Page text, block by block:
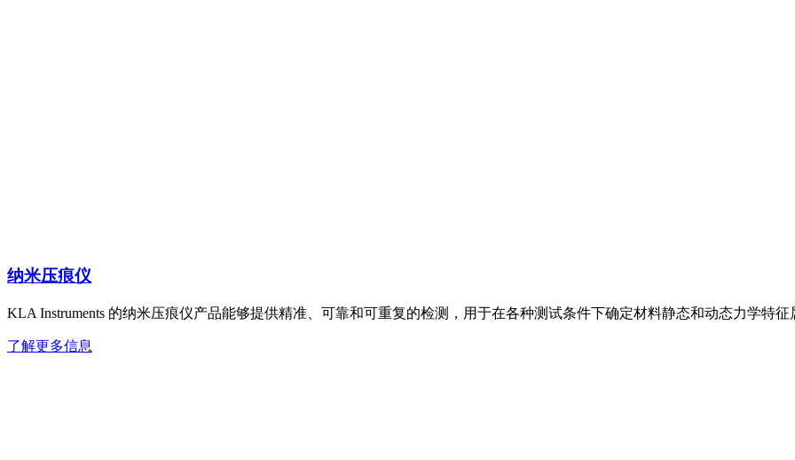
纳米压痕仪
KLA Instruments 的纳米压痕仪产品能够提供精准、可靠和可重复的检测，用于在各种测试条件下确定材料静态和动态力学特征
了解更多信息